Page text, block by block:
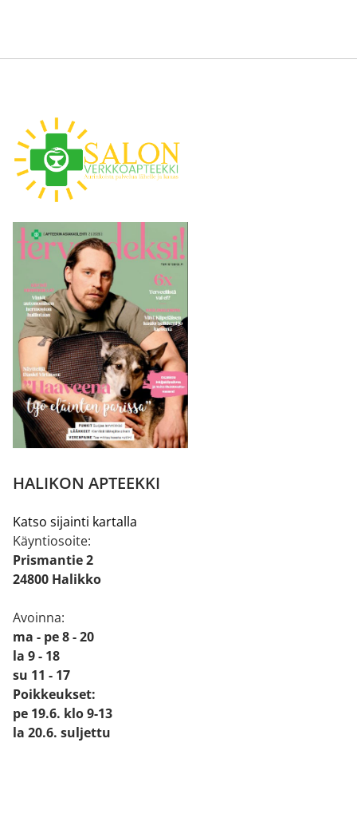
HALIKON APTEEKKI
Katso sijainti kartalla
Käyntiosoite:
Prismantie 2
24800 Halikko
Avoinna:
ma - pe 8 - 20
la 9 - 18
su 11 - 17
Poikkeukset:
pe 19.6. klo 9-13
la 20.6. suljettu